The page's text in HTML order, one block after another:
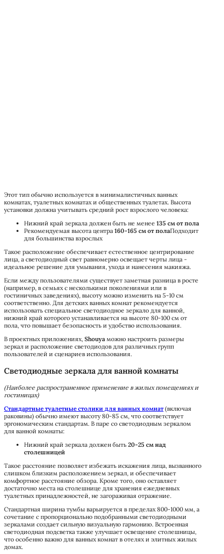
Этот тип обычно используется в минималистичных ванных
комнатах, туалетных комнатах и общественных туалетах. Высота
установки должна учитывать средний рост взрослого человека:
Нижний край зеркала должен быть не менее 135 см от пола
Рекомендуемая высота центра 160-165 см от полаПодходит
для большинства взрослых
Такое расположение обеспечивает естественное центрирование
лица, а светодиодный свет равномерно освещает черты лица -
идеальное решение для умывания, ухода и нанесения макияжа.
Если между пользователями существует заметная разница в росте
(например, в семьях с несколькими поколениями или в
гостиничных заведениях), высоту можно изменить на 5-10 см
соответственно. Для детских ванных комнат рекомендуется
использовать специальное светодиодное зеркало для ванной,
нижний край которого устанавливается на высоте 80-100 см от
пола, что повышает безопасность и удобство использования.
В проектных приложениях, Shouya можно настроить размеры
зеркал и расположение светодиодов для различных групп
пользователей и сценариев использования.
Светодиодные зеркала для ванной комнаты
(Наиболее распространенное применение в жилых помещениях и
гостиницах)
Стандартные туалетные столики для ванных комнат (включая
раковины) обычно имеют высоту 80-85 см, что соответствует
эргономическим стандартам. В паре со светодиодным зеркалом
для ванной комнаты:
Нижний край зеркала должен быть 20-25 см над
столешницей
Такое расстояние позволяет избежать искажения лица, вызванного
слишком близким расположением зеркал, и обеспечивает
комфортное расстояние обзора. Кроме того, оно оставляет
достаточно места на столешнице для хранения ежедневных
туалетных принадлежностей, не загораживая отражение.
Стандартная ширина тумбы варьируется в пределах 800-1000 мм, а
сочетание с пропорционально подобранными светодиодными
зеркалами создает сильную визуальную гармонию. Встроенная
светодиодная подсветка также улучшает освещение столешницы,
что особенно важно для ванных комнат в отелях и элитных жилых
домах.